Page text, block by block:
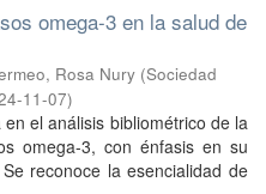
omega-3 en la salud de
Rosa Nury (Sociedad
11-07)
el análisis bibliométrico de la
omega-3, con énfasis en su
reconoce la esencialidad de